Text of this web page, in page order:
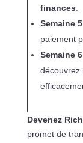
finances
Semaine
paiement
Semaine
découvrez
Devenez
promet de